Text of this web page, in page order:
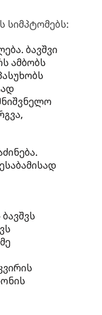
სიმპტომებს:
ბავშვი
ამბობს